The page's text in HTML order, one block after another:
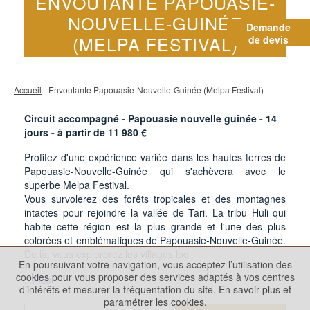
Demande
de devis
NOUVELLE-GUINÉE
(MELPA FESTIVAL)
Accueil - Envoutante Papouasie-Nouvelle-Guinée (Melpa Festival)
Circuit accompagné - Papouasie nouvelle guinée - 14
jours - à partir de 11 980 €
Profitez d'une expérience variée dans les hautes terres de
Papouasie-Nouvelle-Guinée qui s'achèvera avec le
superbe Melpa Festival.
Vous survolerez des forêts tropicales et des montagnes
intactes pour rejoindre la vallée de Tari. La tribu Huli qui
habite cette région est la plus grande et l'une des plus
colorées et emblématiques de Papouasie-Nouvelle-Guinée.
...Plus
En poursuivant votre navigation, vous acceptez l’utilisation des
cookies pour vous proposer des services adaptés à vos centres
d’intérêts et mesurer la fréquentation du site. En savoir plus et
paramétrer les cookies.